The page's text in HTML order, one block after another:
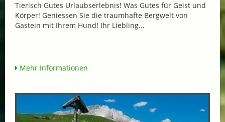
Tierisch Gutes Urlaubserlebnis! Was Gutes für Geist und
Körper! Geniessen Sie die traumhafte Bergwelt von
Gastein mit Ihrem Hund! Ihr Liebling...
Mehr Informationen